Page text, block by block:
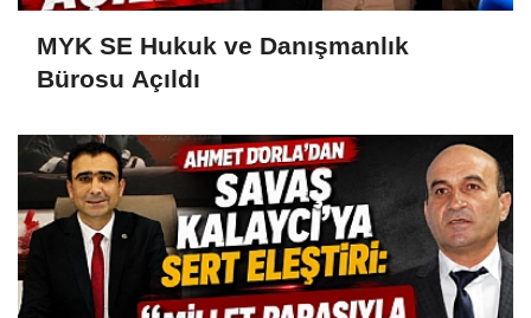
MYK SE Hukuk ve Danışmanlık
Bürosu Açıldı